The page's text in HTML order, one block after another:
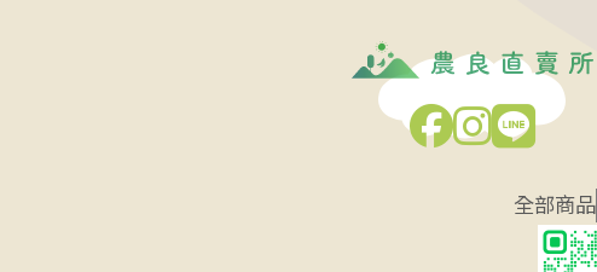
全部商品